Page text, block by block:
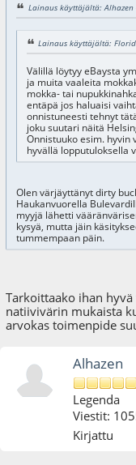
Lainaus käyttäjältä:
Lainaus käyttäjältä:
Välillä löytyy eBaysta
ja muita vaaleita
mokka- tai
entäpä jos haluaisi
onnistuneesti tehnyt
joku suutari näitä
Onnistuuko esim.
hyvällä lopputuloksella
Olen värjäyttänyt dirty
Haukanvuorella
myyjä lähetti
kysyä, mutta jäin
tummempaan päin.
Tarkoittaako ihan
natiivivärin mukaista
arvokas toimenpide
Alhazen
Legenda
Viestit:
Kirjattu